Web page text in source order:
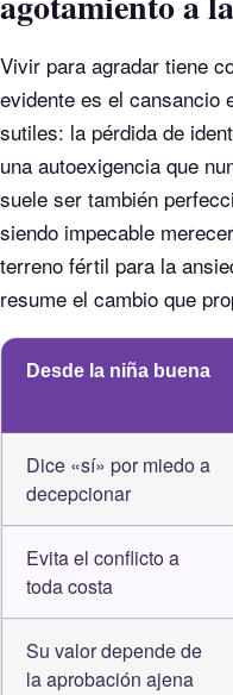
Vivir para agradar tiene
evidente es el cansancio
sutiles: la pérdida de
una autoexigencia que
suele ser también
siendo impecable
terreno fértil para la
resume el cambio que
Desde la niña buena
Dice «sí» por miedo a
decepcionar
Evita el conflicto a
toda costa
Su valor depende de
la aprobación ajena